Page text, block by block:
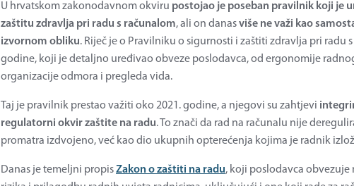
U hrvatskom zakonodavnom okviru postojao je poseban pravilnik koji je
zaštitu zdravlja pri radu s računalom, ali on danasviše ne važi kao
izvornom obliku. Riječ je o Pravilniku o sigurnosti i zaštiti zdravlja pri radu
godine, koji je detaljno uređivao obveze poslodavca, od ergonomije
organizacije odmora i pregleda vida.
Taj je pravilnik prestao važiti oko 2021. godine, a njegovi su zahtjevi
regulatorni okvir zaštite na radu. To znači da rad na računalu nije
promatra izdvojeno, već kao dio ukupnih opterećenja kojima je radnik
Danas je temeljni propisZakon o zaštiti na radu, koji poslodavca obvezuje